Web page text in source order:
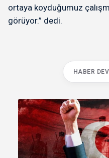
ortaya koyduğumuz
görüyor.” dedi.
HABER